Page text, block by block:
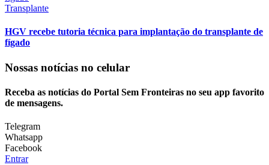
Transplante
HGV recebe tutoria técnica para implantação do transplante de
fígado
Nossas notícias no celular
Receba as notícias do Portal Sem Fronteiras no seu app favorito
de mensagens.
Telegram
Whatsapp
Facebook
Entrar